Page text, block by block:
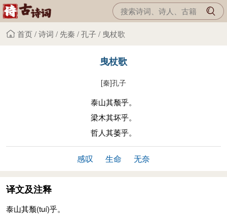
首页/诗词 / 先秦 /孔子/ 曳杖歌
曳杖歌
[秦]孔子
泰山其颓乎。
梁木其坏乎。
哲人其萎乎。
感叹 生命 无奈
译文及注释
泰山其颓(tuí)乎。